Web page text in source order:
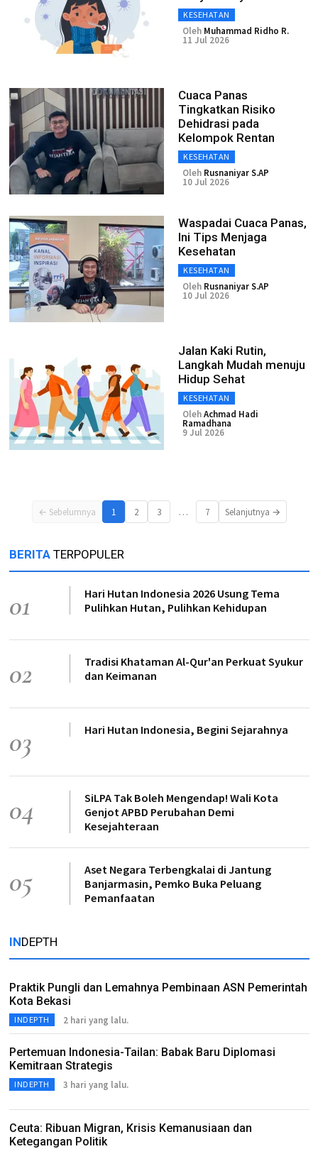
KESEHATAN
Oleh Muhammad Ridho R.
11 Jul 2026
Cuaca Panas
Tingkatkan Risiko
Dehidrasi pada
Kelompok Rentan
KESEHATAN
Oleh Rusnaniyar S.AP
10 Jul 2026
Waspadai Cuaca Panas,
Ini Tips Menjaga
Kesehatan
KESEHATAN
Oleh Rusnaniyar S.AP
10 Jul 2026
Jalan Kaki Rutin,
Langkah Mudah menuju
Hidup Sehat
KESEHATAN
OlehAchmad Hadi
Ramadhana
9 Jul 2026
← Sebelumnya 1 2 3 … 7 Selanjutnya →
BERITA TERPOPULER
01
Hari Hutan Indonesia 2026 Usung Tema
Pulihkan Hutan, Pulihkan Kehidupan
02
Tradisi Khataman Al-Qur'an Perkuat Syukur
dan Keimanan
03 Hari Hutan Indonesia, Begini Sejarahnya
04
SiLPA Tak Boleh Mengendap! Wali Kota
Genjot APBD Perubahan Demi
Kesejahteraan
05
Aset Negara Terbengkalai di Jantung
Banjarmasin, Pemko Buka Peluang
Pemanfaatan
INDEPTH
Praktik Pungli dan Lemahnya Pembinaan ASN Pemerintah
Kota Bekasi
INDEPTH 2 hari yang lalu.
Pertemuan Indonesia-Tailan: Babak Baru Diplomasi
Kemitraan Strategis
INDEPTH 3 hari yang lalu.
Ceuta: Ribuan Migran, Krisis Kemanusiaan dan
Ketegangan Politik